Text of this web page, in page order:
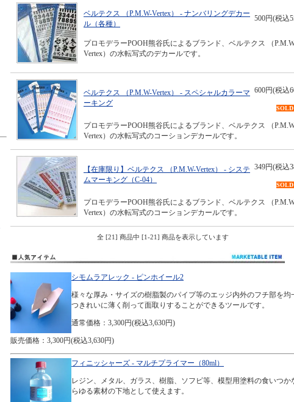
ベルテクス （P.M.W-Vertex） - ナンバリングデカー
ル（各種）
500円(税込
プロモデラーPOOH熊谷氏によるブランド、ベルテクス （
Vertex）の水転写式のデカールです。
ベルテクス （P.M.W-Vertex） - スペシャルカラーマ
ーキング
600円(税込
プロモデラーPOOH熊谷氏によるブランド、ベルテクス （
Vertex）の水転写式のコーションデカールです。
【在庫限り】ベルテクス （P.M.W-Vertex） - システ
ムマーキング（C-04）
349円(税込
プロモデラーPOOH熊谷氏によるブランド、ベルテクス （
Vertex）の水転写式のコーションデカールです。
全 [21] 商品中 [1-21] 商品を表示しています
シモムラアレック - ピンホイール2
様々な厚み・サイズの樹脂製のパイプ等のエッジ内外のフチ部を均
つきれいに薄く削って面取りすることができるツールです。
通常価格：3,300円(税込3,630円)
販売価格：3,300円(税込3,630円)
フィニッシャーズ - マルチプライマー（80ml）
レジン、メタル、ガラス、樹脂、ソフビ等、模型用塗料の食いつか
らゆる素材の下地として使えます。